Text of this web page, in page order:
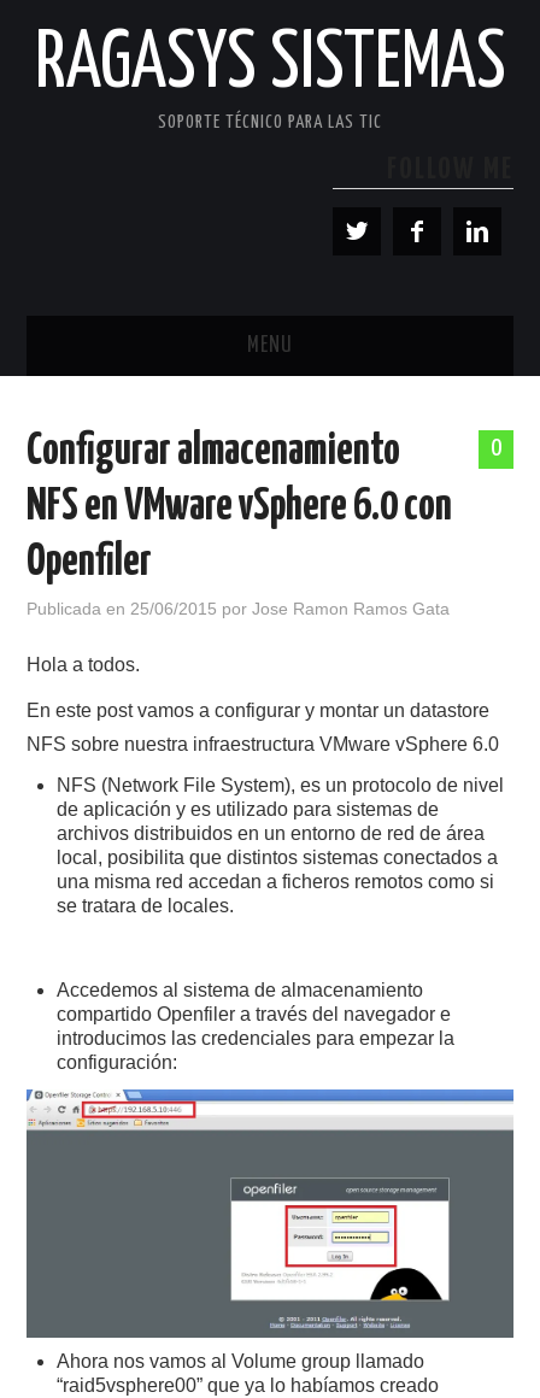
RAGASYS SISTEMAS
SOPORTE TÉCNICO PARA LAS TIC
MENU
ACERCA DE
POLÍTICA DE PRIVACIDAD
0
Configurar almacenamiento
NFS en VMware vSphere 6.0 con
Openfiler
Publicada en 25/06/2015 porJose Ramon Ramos Gata
Hola a todos.
En este post vamos a configurar y montar un datastore
NFS sobre nuestra infraestructura VMware vSphere 6.0
NFS (Network File System), es un protocolo de nivel
de aplicación y es utilizado para sistemas de
archivos distribuidos en un entorno de red de área
local, posibilita que distintos sistemas conectados a
una misma red accedan a ficheros remotos como si
se tratara de locales.
Accedemos al sistema de almacenamiento
compartido Openfiler a través del navegador e
introducimos las credenciales para empezar la
configuración:
Ahora nos vamos al Volume group llamado
“raid5vsphere00” que ya lo habíamos creado